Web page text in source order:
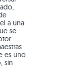
a una
se
es uno
sin